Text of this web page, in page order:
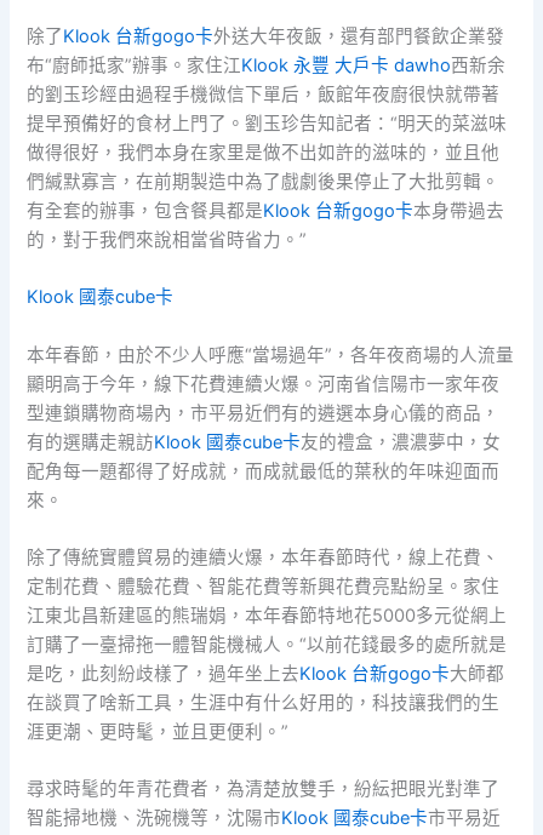
除了Klook 台新gogo卡外送大年夜飯，還有部門餐飲企業發
布“廚師抵家”辦事。家住江Klook 永豐 大戶卡 dawho西新余
的劉玉珍經由過程手機微信下單后，飯館年夜廚很快就帶著
提早預備好的食材上門了。劉玉珍告知記者：“明天的菜滋味
做得很好，我們本身在家里是做不出如許的滋味的，並且他
們緘默寡言，在前期製造中為了戲劇後果停止了大批剪輯。
有全套的辦事，包含餐具都是Klook 台新gogo卡本身帶過去
的，對于我們來說相當省時省力。”
Klook 國泰cube卡
本年春節，由於不少人呼應“當場過年”，各年夜商場的人流量
顯明高于今年，線下花費連續火爆。河南省信陽市一家年夜
型連鎖購物商場內，市平易近們有的遴選本身心儀的商品，
有的選購走親訪Klook 國泰cube卡友的禮盒，濃濃夢中，女
配角每一題都得了好成就，而成就最低的葉秋的年味迎面而
來。
除了傳統實體貿易的連續火爆，本年春節時代，線上花費、
定制花費、體驗花費、智能花費等新興花費亮點紛呈。家住
江東北昌新建區的熊瑞娟，本年春節特地花5000多元從網上
訂購了一臺掃拖一體智能機械人。“以前花錢最多的處所就是
是吃，此刻紛歧樣了，過年坐上去Klook 台新gogo卡大師都
在談買了啥新工具，生涯中有什么好用的，科技讓我們的生
涯更潮、更時髦，並且更便利。”
尋求時髦的年青花費者，為清楚放雙手，紛紜把眼光對準了
智能掃地機、洗碗機等，沈陽市Klook 國泰cube卡市平易近